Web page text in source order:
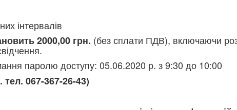
інтервалів
2000,00 грн. (без сплати ПДВ), включаючи
паролю доступу: 05.06.2020 р. з 9:30 до 10:00
067-367-26-43)